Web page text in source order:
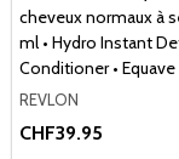
cheveux normaux à
ml • Hydro Instant
Conditioner • Equave
REVLON
CHF39.95